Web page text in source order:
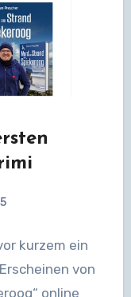
kurzem ein
von
online